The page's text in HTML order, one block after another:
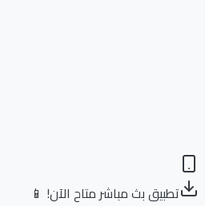
تطبيق بث مباشر متاح الآن! 📱